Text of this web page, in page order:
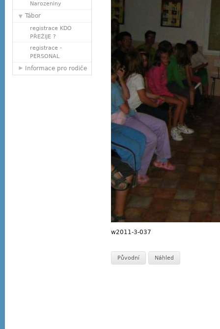
Narozeniny
Tábor
registrace KDO
PŘEŽIJE ?
registrace -
PERSONAL
Informace pro rodiče
w2011-3-037
Původní Náhled